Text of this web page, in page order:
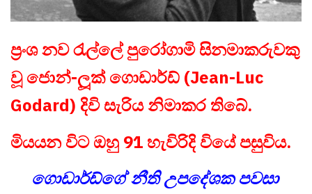
ප්‍රංශ නව රැල්ලේ පුරෝගාමි සිනමාකරුවකු
වූ ජොන්-ලූක් ගොඩාර්ඩ් (Jean-Luc
Godard) දිවි සැරිය නිමාකර තිබේ.
මියයන විට ඔහු 91 හැවිරිදි වියේ පසුවිය.
ගොඩාර්ඩ්ගේ නීති උපදේශක පවසා